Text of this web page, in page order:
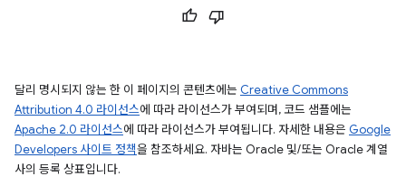
달리 명시되지 않는 한 이 페이지의 콘텐츠에는 Creative Commons
Attribution 4.0 라이선스에 따라 라이선스가 부여되며, 코드 샘플에는
Apache 2.0 라이선스에 따라 라이선스가 부여됩니다. 자세한 내용은 Google
Developers 사이트 정책을 참조하세요. 자바는 Oracle 및/또는 Oracle 계열
사의 등록 상표입니다.